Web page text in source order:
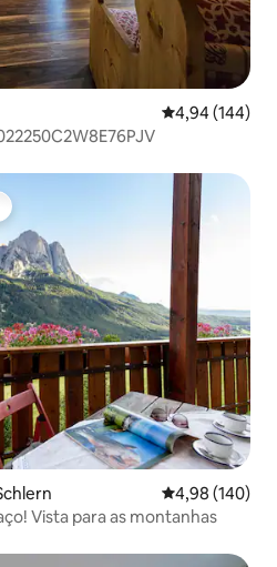
Classificação
4,94 (144)
apreciados
Classificação
4,98 (140)
Vista para as montanhas